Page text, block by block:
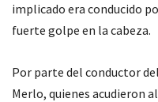
implicado era conducido
fuerte golpe en la cabeza.
Por parte del conductor
Merlo, quienes acudieron